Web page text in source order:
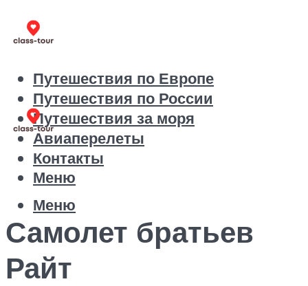
Путешествия по Европе
Путешествия по России
Путешествия за моря
Авиаперелеты
Контакты
Меню
Меню
Самолет братьев
Райт